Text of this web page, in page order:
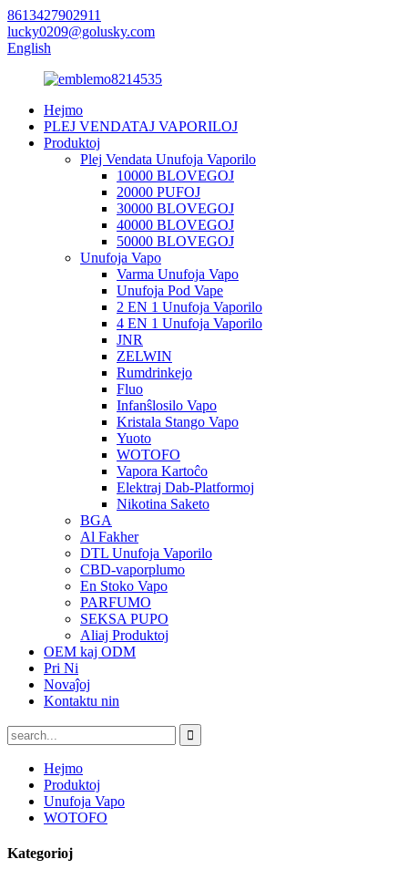
8613427902911
lucky0209@golusky.com
English
Hejmo
PLEJ VENDATAJ VAPORILOJ
Produktoj
Plej Vendata Unufoja Vaporilo
10000 BLOVEGOJ
20000 PUFOJ
30000 BLOVEGOJ
40000 BLOVEGOJ
50000 BLOVEGOJ
Unufoja Vapo
Varma Unufoja Vapo
Unufoja Pod Vape
2 EN 1 Unufoja Vaporilo
4 EN 1 Unufoja Vaporilo
JNR
ZELWIN
Rumdrinkejo
Fluo
Infanŝlosilo Vapo
Kristala Stango Vapo
Yuoto
WOTOFO
Vapora Kartoĉo
Elektraj Dab-Platformoj
Nikotina Saketo
BGA
Al Fakher
DTL Unufoja Vaporilo
CBD-vaporplumo
En Stoko Vapo
PARFUMO
SEKSA PUPO
Aliaj Produktoj
OEM kaj ODM
Pri Ni
Novaĵoj
Kontaktu nin
Hejmo
Produktoj
Unufoja Vapo
WOTOFO
Kategorioj